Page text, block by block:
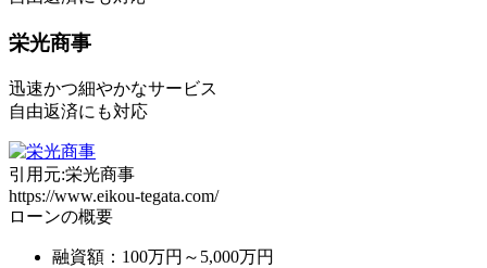
栄光商事
迅速かつ細やかなサービス
自由返済にも対応
引用元:栄光商事
https://www.eikou-tegata.com/
ローンの概要
融資額：100万円～5,000万円